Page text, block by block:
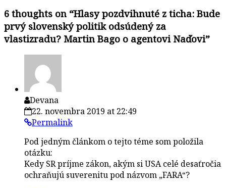
6 thoughts on “Hlasy pozdvihnuté z ticha: Bude
prvý slovenský politik odsúdený za
vlastizradu? Martin Bago o agentovi Naďovi”
Devana
22. novembra 2019 at 22:49
Permalink
Pod jedným článkom o tejto téme som položila
otázku:
Kedy SR príjme zákon, akým si USA celé desaťročia
ochraňujú suverenitu pod názvom „FARA“?